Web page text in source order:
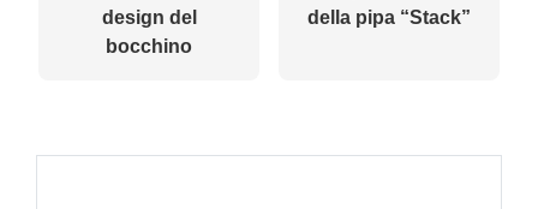
design del
bocchino
della pipa “Stack”